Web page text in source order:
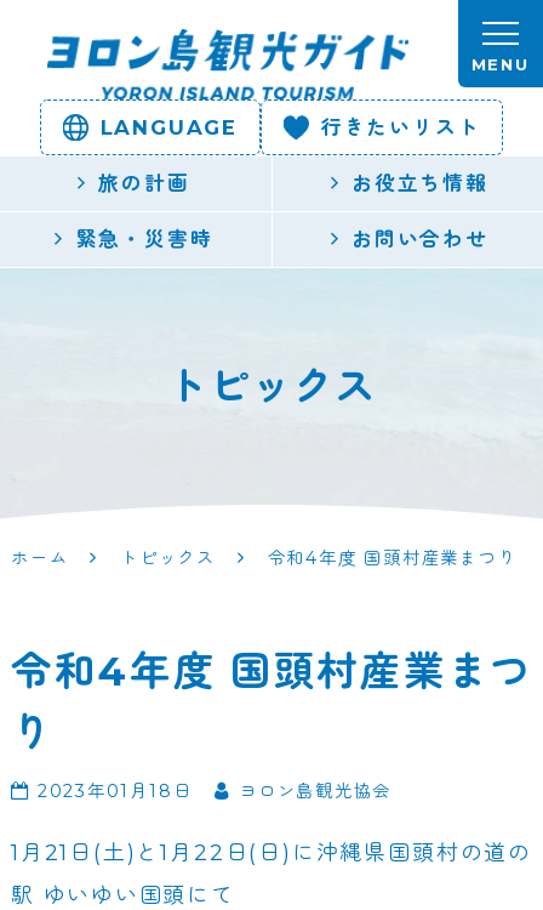
ヨロン島
観光ガイ
ド | 鹿児
端の与論
光サイト
LANGUAGE 行きたいリスト
旅の計画 お役立ち情報
緊急・災害時 お問い合わせ
MENU
トピックス
ホーム トピックス 令和4年度 国頭村産業まつり
令和4年度 国頭村産業まつ
り
2023年01月18日 ヨロン島観光協会
1月21日(土)と1月22日(日)に沖縄県国頭村の道の
駅 ゆいゆい国頭にて